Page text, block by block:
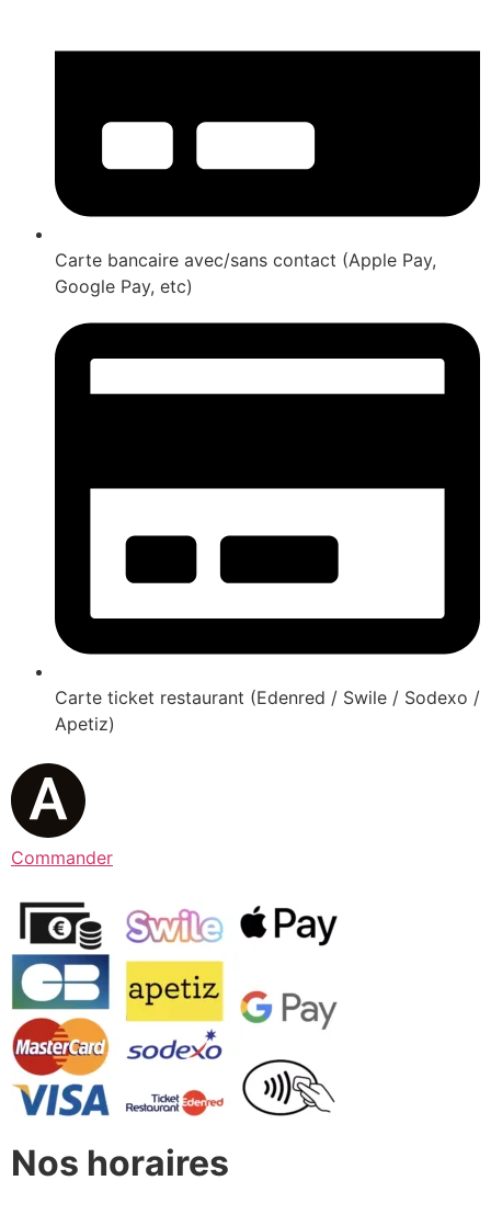
Carte bancaire avec/sans contact (Apple Pay,
Google Pay, etc)
Carte ticket restaurant (Edenred / Swile / Sodexo /
Apetiz)
Commander
Nos horaires